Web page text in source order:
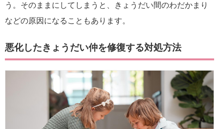
う。そのままにしてしまうと、きょうだい間のわだかまり
などの原因になることもあります。
悪化したきょうだい仲を修復する対処方法